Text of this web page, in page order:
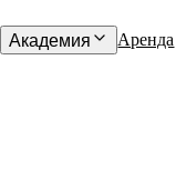
Академия Аренда